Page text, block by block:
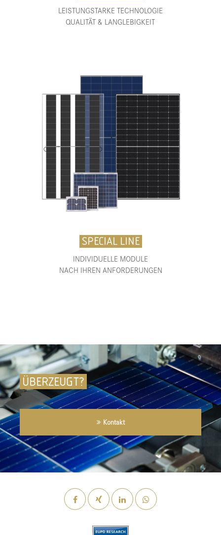
LEISTUNGSTARKE TECHNOLOGIE
QUALITÄT & LANGLEBIGKEIT
SPECIAL LINE
INDIVIDUELLE MODULE
NACH IHREN ANFORDERUNGEN
ÜBERZEUGT?
Kontakt